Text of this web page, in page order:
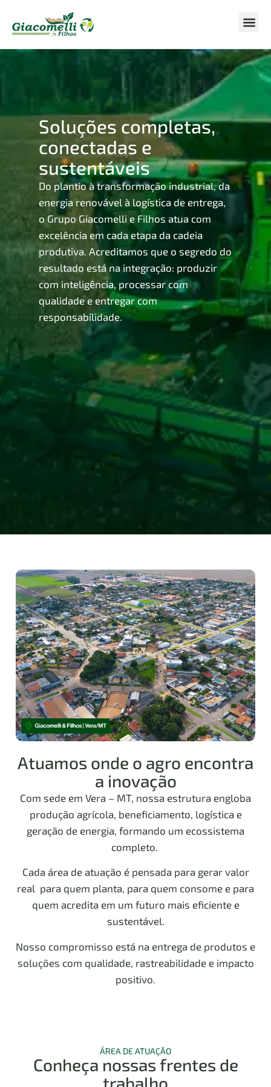
Soluções completas,
conectadas e
sustentáveis
Do plantio à transformação industrial, da
energia renovável à logística de entrega,
o Grupo Giacomelli e Filhos atua com
excelência em cada etapa da cadeia
produtiva. Acreditamos que o segredo do
resultado está na integração: produzir
com inteligência, processar com
qualidade e entregar com
responsabilidade.
Atuamos onde o agro encontra
a inovação
Com sede em Vera – MT, nossa estrutura engloba
produção agrícola, beneficiamento, logística e
geração de energia, formando um ecossistema
completo.
Cada área de atuação é pensada para gerar valor
real para quem planta, para quem consome e para
quem acredita em um futuro mais eficiente e
sustentável.
Nosso compromisso está na entrega de produtos e
soluções com qualidade, rastreabilidade e impacto
positivo.
ÁREA DE ATUAÇÃO
Conheça nossas frentes de
trabalho